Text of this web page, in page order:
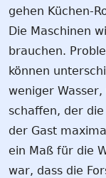
gehen Küchen-
Die Maschinen
brauchen.
können
weniger
schaffen, der
der Gast
ein Maß für die
war, dass die